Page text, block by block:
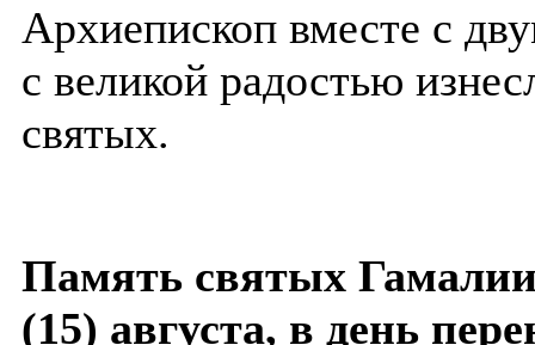
Архиепископ вместе с
с великой радостью
святых.
Память святых
(15) августа, в день